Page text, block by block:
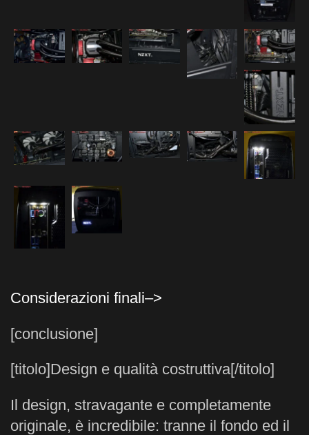
Considerazioni finali–>
[conclusione]
[titolo]Design e qualità costruttiva[/titolo]
Il design, stravagante e completamente
originale, è incredibile: tranne il fondo ed il